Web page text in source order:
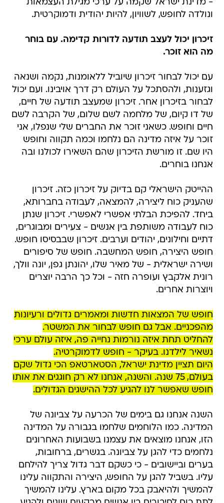
- מדינת ישראל שקמה על ערכי מגילת העצמאות
ונולדה לחופש, לשוויון, להיות יהודית ודמוקרטית.
זיכרון יכול לעצב תודעה לדורות קדימה. עם בוחר
מה הוא זוכר.
עם יכול לבחור זיכרון שיוביל ללאומנות, נקמה ושנאה
וגזענות, ולהסתכל על העולם רק דרך אויבינו. ועם יכול
לבחור בזיכרון אחר. זיכרון שמעצב תודעה של חיים,
של דו קיום, של מלחמה לשם שלום, של הקרבה לשם
חיים וחופש. כשאני זוכר את החברים שלי שנפלו, אני
זוכר על איזה מדינה הם נלחמו וכמה תקווה וחופש
היו שם. זו מורשת הזיכרון שהם השאירו לכולנו ובה
אנחנו בוחרים.
ההייטק הישראלי קם בדיוק על זיכרון כזה. זיכרון
שהעניק כוח ליצירה, להמצאה, לעבודה בחברותא,
ביחד. להפיכת הבלתי אפשרי לאפשרי. זיכרון שנתן
כוח לעבודה משותפת בין אנשים - צעירים ומבוגרים,
דתיים וחילונים, יהודים וערבים. זיכרון שבבסיסו חופש.
חופש היצירה, חופש המחשבה. חופש של סיפורים
ושירה ישראלית - של מאיר שלו, יהונתן גפן, יונה וולך,
רונית אלקבץ ועופרה חזה - וכל כך הרבה יוצרים
ויוצרות אחרים.
חופש של המצאות חדשות ומאמרים גדולים ורעיונות
מהפכניים. אבל גם חופש לבחור את המשטר.
להחליט תחת איזה נורמות נחייה פה, איזה עולם ערכי
נשאיר לילדנו. בעיקר - חופש לדמוקרטיה.
היום תציין מדינת ישראל, הסטארטאפ הכי גדול שקם
בעולם, 75 שנה. והשנה, אנחנו לא רק חוגגים את אותו
חופש שאפשר לנו להגיע לכל ההישגים הגדולים.
השנה אנחנו גם בימים של הכרעה על צביונה של
המדינה. כמו הלוחמים שלחמו בגבורה על המדינה
הזו, אנחנו מוצאים את עצמנו בשבועות האחרונים
נלחמים כדי להגן על צביונה. בגשרים, ברחובות,
בערים וביישובים - כי כשקם דבר גדול צריך להילחם
עליו. בשביל להגן על החופש, היצירה והתקווה עלינו
להמשיך ולהיאבק בכל מקום בארץ. עלינו להמשיך